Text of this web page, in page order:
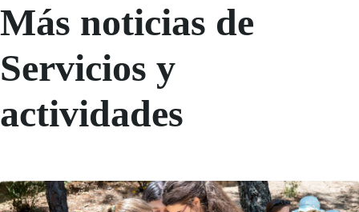
Más noticias de
Servicios y
actividades